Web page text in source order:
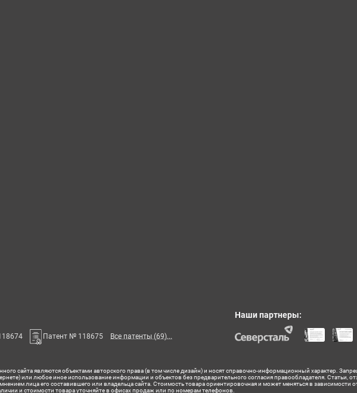
Патент № 118675 Все патенты (69)...
Наши партнеры:
сайта являются объектами авторского права (в том числе дизайн) и носят справочно-информационный характер.
или любое иное использование информации и объектов без предварительного согласия правообладателя.
лица его составившего или владельца сайта. Стоимость товара ориентировочная и может меняться в
и стоимости товара уточняйте в офисах продаж или по номерам телефонов.